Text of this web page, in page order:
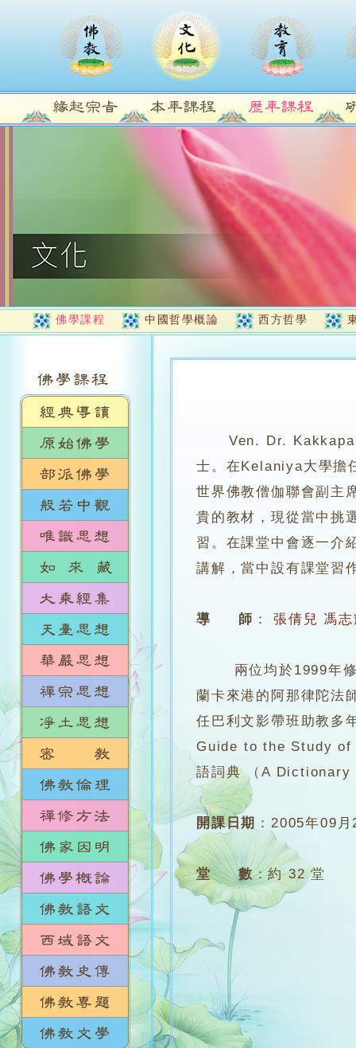
佛學課程 中國哲學概論 西方哲學
Ven. Dr.
士。在Kelaniya大學擔
世界佛教僧伽聯會副主
貴的教材，現從當中挑
習。在課堂中會逐一介
講解，當中設有課堂習
導 師 ： 張倩兒 馮
兩位均於1999年修畢
蘭卡來港的阿那律陀法
任巴利文影帶班助教多
Guide to the Study of
語詞典 （A
開課日期 ：2005年09月
堂 數：約 32 堂